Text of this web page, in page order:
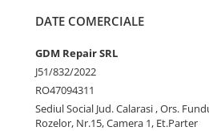
DATE COMERCIALE
GDM Repair SRL
J51/832/2022
RO47094311
Sediul Social Jud. Calarasi , Ors.
Rozelor, Nr.15, Camera 1, Et.Parter